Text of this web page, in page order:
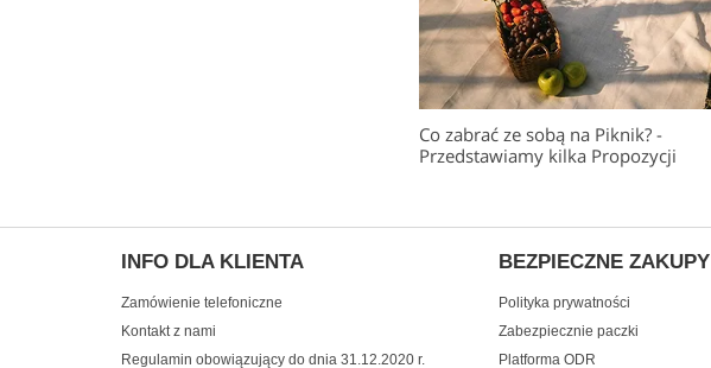
Co zabrać ze sobą na Piknik? -
Przedstawiamy kilka Propozycji
INFO DLA KLIENTA
Zamówienie telefoniczne
Kontakt z nami
Regulamin obowiązujący do dnia 31.12.2020 r.
BEZPIECZNE ZAKUPY
Polityka prywatności
Zabezpiecznie paczki
Platforma ODR